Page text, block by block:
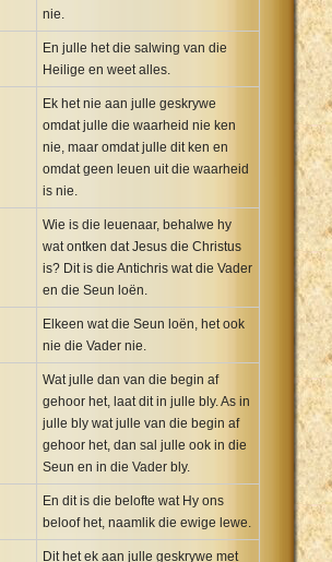
nie.
En julle het die salwing van die
Heilige en weet alles.
Ek het nie aan julle geskrywe
omdat julle die waarheid nie ken
nie, maar omdat julle dit ken en
omdat geen leuen uit die waarheid
is nie.
Wie is die leuenaar, behalwe hy
wat ontken dat Jesus die Christus
is? Dit is die Antichris wat die Vader
en die Seun loën.
Elkeen wat die Seun loën, het ook
nie die Vader nie.
Wat julle dan van die begin af
gehoor het, laat dit in julle bly. As in
julle bly wat julle van die begin af
gehoor het, dan sal julle ook in die
Seun en in die Vader bly.
En dit is die belofte wat Hy ons
beloof het, naamlik die ewige lewe.
Dit het ek aan julle geskrywe met